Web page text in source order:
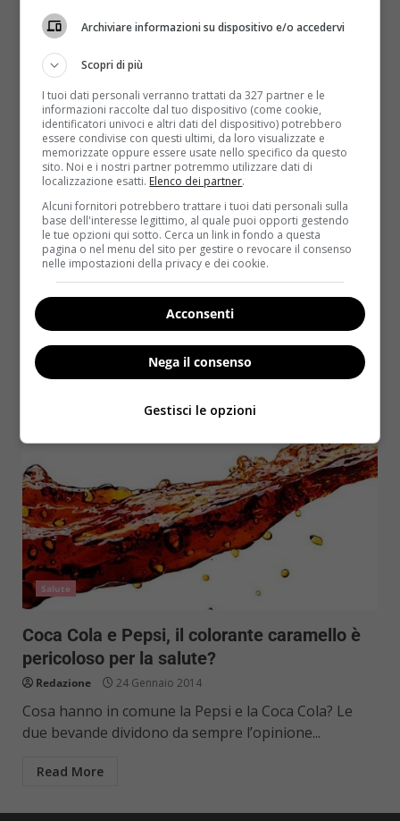
Calorie
Ghiaccioli: amici della linea per una pausa
gustosa e rinfrescante
Redazione 8 Maggio 2014
Con l’arrivo delle temperature estive il ghiacciolo è
una merenda rinfrescante e gustosa, che piace a
grandi...
Salute
Coca Cola e Pepsi, il colorante caramello è
pericoloso per la salute?
Redazione 24 Gennaio 2014
Cosa hanno in comune la Pepsi e la Coca Cola? Le
due bevande dividono da sempre l’opinione...
Read More
Archiviare informazioni su dispositivo e/o accedervi
Scopri di più
I tuoi dati personali verranno trattati da 327 partner e le
informazioni raccolte dal tuo dispositivo (come cookie,
identificatori univoci e altri dati del dispositivo) potrebbero
essere condivise con questi ultimi, da loro visualizzate e
memorizzate oppure essere usate nello specifico da questo
sito. Noi e i nostri partner potremmo utilizzare dati di
localizzazione esatti. Elenco dei partner.
Alcuni fornitori potrebbero trattare i tuoi dati personali sulla
base dell'interesse legittimo, al quale puoi opporti gestendo
le tue opzioni qui sotto. Cerca un link in fondo a questa
pagina o nel menu del sito per gestire o revocare il consenso
nelle impostazioni della privacy e dei cookie.
Acconsenti
Nega il consenso
Gestisci le opzioni